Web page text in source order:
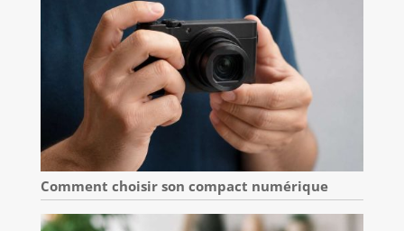
Comment choisir son compact numérique